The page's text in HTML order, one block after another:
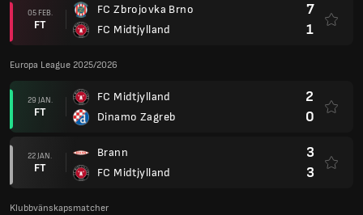
05 FEB.
FT
FC Zbrojovka Brno
FC Midtjylland
7
1
Europa League 2025/2026
29 JAN.
FT
FC Midtjylland
Dinamo Zagreb
2
0
22 JAN.
FT
Brann
FC Midtjylland
3
3
Klubbvänskapsmatcher